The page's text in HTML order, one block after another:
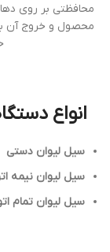
محافظتی بر روی
محصول و خروج آن
انواع
سیل لیوان دستی
سیل لیوان نیمه
سیل لیوان تمام